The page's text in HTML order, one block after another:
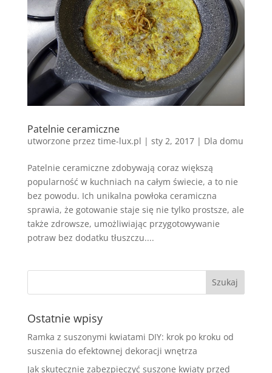
Patelnie ceramiczne
utworzone przez time-lux.pl | sty 2, 2017| Dla domu
Patelnie ceramiczne zdobywają coraz większą
popularność w kuchniach na całym świecie, a to nie
bez powodu. Ich unikalna powłoka ceramiczna
sprawia, że gotowanie staje się nie tylko prostsze, ale
także zdrowsze, umożliwiając przygotowywanie
potraw bez dodatku tłuszczu....
Ostatnie wpisy
Ramka z suszonymi kwiatami DIY: krok po kroku od
suszenia do efektownej dekoracji wnętrza
Jak skutecznie zabezpieczyć suszone kwiaty przed